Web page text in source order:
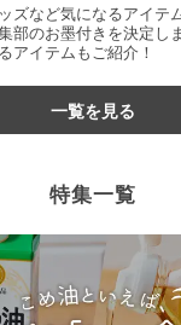
ズなど気になるアイテ
部のお墨付きを決定し
アイテムもご紹介！
一覧を見る
特集一覧